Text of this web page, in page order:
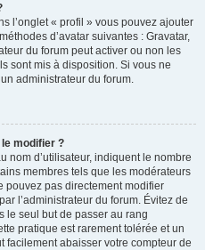
l’onglet « profil » vous pouvez ajouter
d’avatar suivantes : Gravatar,
du forum peut activer ou non les
sont mis à disposition. Si vous ne
administrateur du forum.
le modifier ?
nom d’utilisateur, indiquent le nombre
membres tels que les modérateurs
pouvez pas directement modifier
l’administrateur du forum. Évitez de
le seul but de passer au rang
pratique est rarement tolérée et un
facilement abaisser votre compteur de